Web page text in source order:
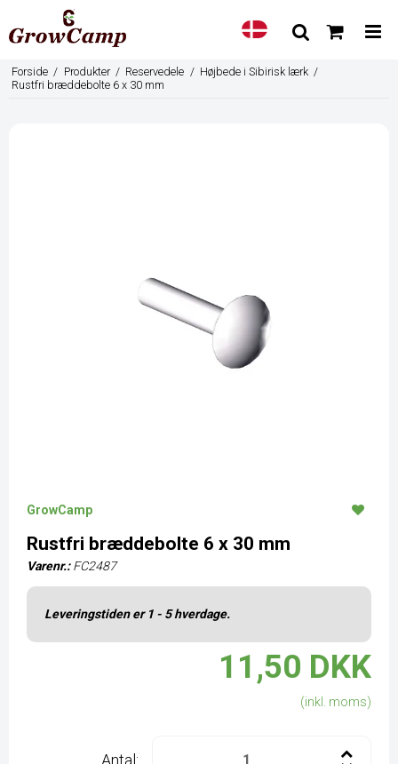
Forside / Produkter / Reservedele / Højbede i Sibirisk lærk /
Rustfri bræddebolte 6 x 30 mm
GrowCamp
Rustfri bræddebolte 6 x 30 mm
Varenr.: FC2487
Leveringstiden er 1 - 5 hverdage.
11,50 DKK
(inkl. moms)
Antal: